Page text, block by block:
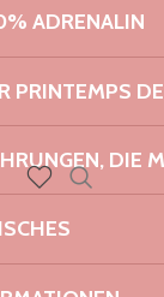
ADRENALIN
PRINTEMPS
DIE
22560